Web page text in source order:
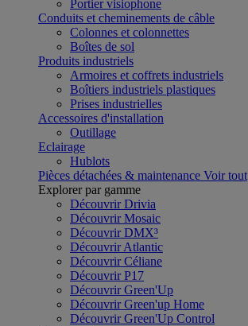
Portier visiophone
Conduits et cheminements de câble
Colonnes et colonnettes
Boîtes de sol
Produits industriels
Armoires et coffrets industriels
Boîtiers industriels plastiques
Prises industrielles
Accessoires d'installation
Outillage
Eclairage
Hublots
Pièces détachées & maintenance Voir tout
Explorer par gamme
Découvrir Drivia
Découvrir Mosaic
Découvrir DMX³
Découvrir Atlantic
Découvrir Céliane
Découvrir P17
Découvrir Green'Up
Découvrir Green'up Home
Découvrir Green'Up Control